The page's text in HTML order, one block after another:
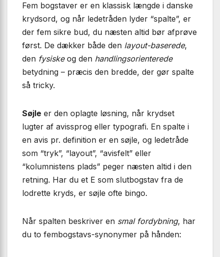
Fem bogstaver er en klassisk længde i danske
krydsord, og når ledetråden lyder “spalte”, er
der fem sikre bud, du næsten altid bør afprøve
først. De dækker både den layout-baserede,
den fysiskeog den handlingsorienterede
betydning – præcis den bredde, der gør spalte
så tricky.
Søjle er den oplagte løsning, når krydset
lugter af avissprog eller typografi. En spalte i
en avis pr. definition er en søjle, og ledetråde
som “tryk”, “layout”, “avisfelt” eller
“kolumnistens plads” peger næsten altid i den
retning. Har du et E som slutbogstav fra de
lodrette kryds, er søjle ofte bingo.
Når spalten beskriver en smal fordybning, har
du to fembogstavs-synonymer på hånden: